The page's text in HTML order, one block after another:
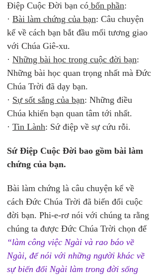
Điệp Cuộc Đời bạn có bốn phần:
· Bài làm chứng của bạn: Câu chuyện
kể về cách bạn bắt đầu mối tương giao
với Chúa Giê-xu.
· Những bài học trong cuộc đời bạn:
Những bài học quan trọng nhất mà Đức
Chúa Trời đã dạy bạn.
· Sự sốt sắng của bạn: Những điều
Chúa khiến bạn quan tâm tới nhất.
· Tin Lành: Sứ điệp về sự cứu rỗi.
Sứ Điệp Cuộc Đời bao gồm bài làm
chứng của bạn.
Bài làm chứng là câu chuyện kể về
cách Đức Chúa Trời đã biến đổi cuộc
đời bạn. Phi-e-rơ nói với chúng ta rằng
chúng ta được Đức Chúa Trời chọn để
“làm công việc Ngài và rao báo về
Ngài, để nói với những người khác về
sự biến đổi Ngài làm trong đời sống